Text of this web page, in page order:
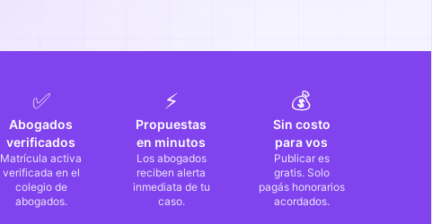
✅
Abogados
verificados
Matrícula activa
verificada en el
colegio de
abogados.
⚡
Propuestas
en minutos
Los abogados
reciben alerta
inmediata de tu
caso.
💰
Sin costo
para vos
Publicar es
gratis. Solo
pagás honorarios
acordados.